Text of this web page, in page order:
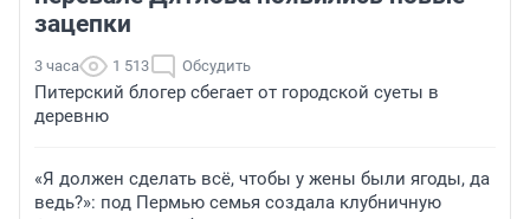
зацепки
3 часа 1 513 Обсудить
Питерский блогер сбегает от городской суеты в
деревню
«Я должен сделать всё, чтобы у жены были ягоды, да
ведь?»: под Пермью семья создала клубничную